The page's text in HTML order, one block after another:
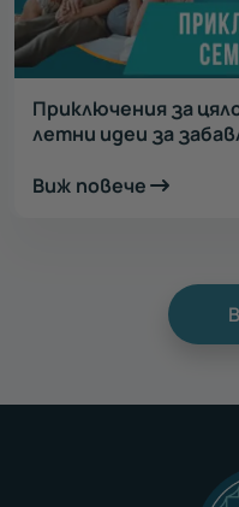
Приключения за
летни идеи за
Виж повече